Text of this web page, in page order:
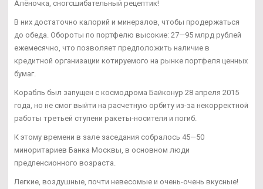
Алёночка, сногсшибательный рецептик!
В них достаточно калорий и минералов, чтобы продержаться
до обеда. Обороты по портфелю высокие: 27—95 млрд рублей
ежемесячно, что позволяет предположить наличие в
кредитной организации котируемого на рынке портфеля ценных
бумаг.
Корабль был запущен с космодрома Байконур 28 апреля 2015
года, но не смог выйти на расчетную орбиту из-за некорректной
работы третьей ступени ракеты-носителя и погиб.
К этому времени в зале заседания собралось 45—50
миноритариев Банка Москвы, в основном люди
предпенсионного возраста.
Легкие, воздушные, почти невесомые и очень-очень вкусные!